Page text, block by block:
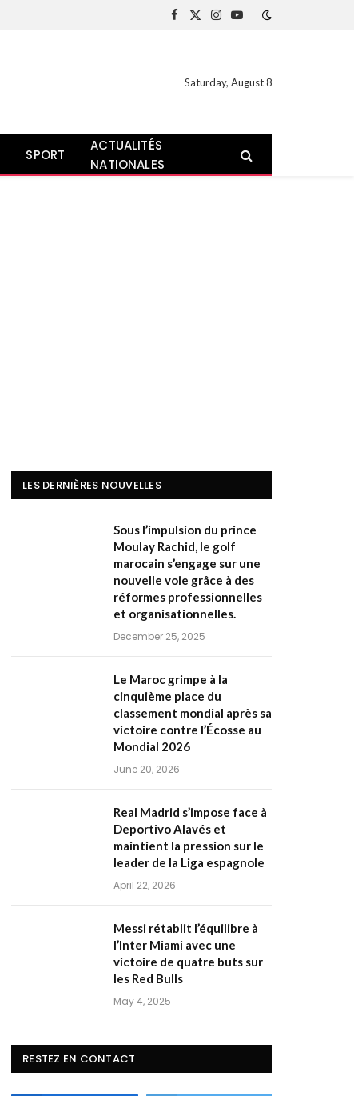
Facebook
X
Instagram
YouTube
Saturday, August 8
SPORT
ACTUALITÉS
NATIONALES
LES DERNIÈRES NOUVELLES
Sous l’impulsion du prince
Moulay Rachid, le golf
marocain s’engage sur une
nouvelle voie grâce à des
réformes professionnelles
et organisationnelles.
December 25, 2025
Le Maroc grimpe à la
cinquième place du
classement mondial après sa
victoire contre l’Écosse au
Mondial 2026
June 20, 2026
Real Madrid s’impose face à
Deportivo Alavés et
maintient la pression sur le
leader de la Liga espagnole
April 22, 2026
Messi rétablit l’équilibre à
l’Inter Miami avec une
victoire de quatre buts sur
les Red Bulls
May 4, 2025
RESTEZ EN CONTACT